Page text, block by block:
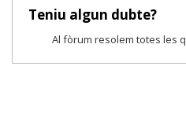
Teniu algun dubte?
Al fòrum resolem totes les